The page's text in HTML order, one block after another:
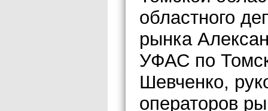
областного
рынка
УФАС по
Шевченко,
операторов